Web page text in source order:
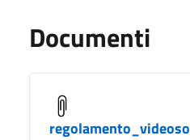
Documenti